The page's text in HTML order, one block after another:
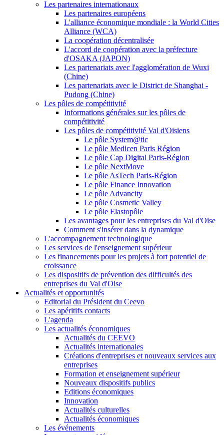
Les partenaires internationaux
Les partenaires européens
L'alliance économique mondiale : la World Cities
Alliance (WCA)
La coopération décentralisée
L'accord de coopération avec la préfecture
d'OSAKA (JAPON)
Les partenariats avec l'agglomération de Wuxi
(Chine)
Les partenariats avec le District de Shanghai -
Pudong (Chine)
Les pôles de compétitivité
Informations générales sur les pôles de
compétitivité
Les pôles de compétitivité Val d'Oisiens
Le pôle System@tic
Le pôle Medicen Paris Région
Le pôle Cap Digital Paris-Région
Le pôle NextMove
Le pôle AsTech Paris-Région
Le pôle Finance Innovation
Le pôle Advancity
Le pôle Cosmetic Valley
Le pôle Elastopôle
Les avantages pour les entreprises du Val d'Oise
Comment s'insérer dans la dynamique
L'accompagnement technologique
Les services de l'enseignement supérieur
Les financements pour les projets à fort potentiel de
croissance
Les dispositifs de prévention des difficultés des
entreprises du Val d'Oise
Actualités et opportunités
Editorial du Président du Ceevo
Les apéritifs contacts
L'agenda
Les actualités économiques
Actualités du CEEVO
Actualités internationales
Créations d'entreprises et nouveaux services aux
entreprises
Formation et enseignement supérieur
Nouveaux dispositifs publics
Editions économiques
Innovation
Actualités culturelles
Actualités économiques
Les événements